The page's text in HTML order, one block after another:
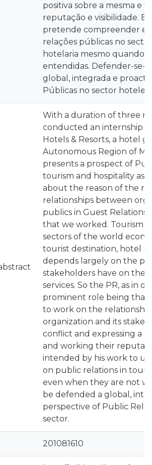
positiva sobre a mesma e
reputação e visibilidade.
pretende compreender e
relações públicas no
hotelaria mesmo quando
entendidas. Defender-se-
global, integrada e
Públicas no sector
With a duration of three
conducted an internship
Hotels & Resorts, a hotel
Autonomous Region of
presents a prospect of
tourism and hospitality as
about the reason of the
relationships between
publics in Guest Relations
that we worked. Tourism
sectors of the world
tourist destination, hotel
depends largely on the
stakeholders have on the
services. So the PR, as in
prominent role being that
to work on the
organization and its
conflict and expressing a
and working their
intended by his work to
on public relations in
even when they are not
be defended a global,
perspective of Public
sector.
201081610